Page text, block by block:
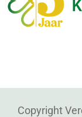
Copyright